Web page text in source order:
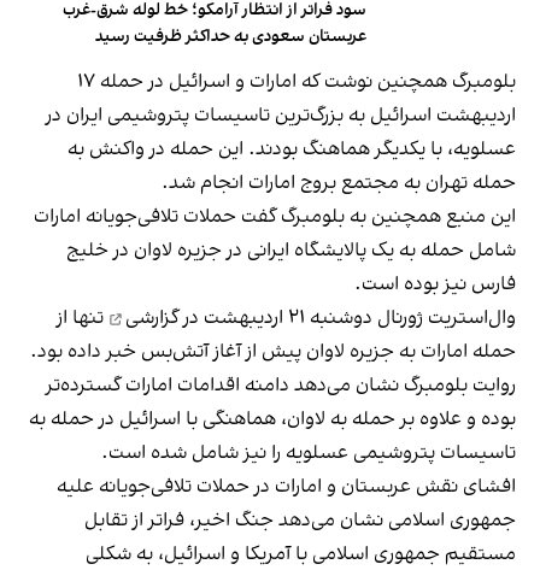
سود فراتر از انتظار آرامکو؛ خط لوله شرق-غرب
عربستان سعودی به حداکثر ظرفیت رسید
بلومبرگ همچنین نوشت که امارات و اسرائیل در حمله ۱۷
اردیبهشت اسرائیل به بزرگ‌ترین تاسیسات پتروشیمی ایران در
عسلویه، با یکدیگر هماهنگ بودند. این حمله در واکنش به
حمله تهران به مجتمع بروج امارات انجام شد.
این منبع همچنین به بلومبرگ گفت حملات تلافی‌جویانه امارات
شامل حمله به یک پالایشگاه ایرانی در جزیره لاوان در خلیج
فارس نیز بوده است.
وال‌استریت ژورنال دوشنبه ۲۱ اردیبهشت در
گزارشی
تنها از
حمله امارات به جزیره لاوان پیش از آغاز آتش‌بس خبر داده بود.
روایت بلومبرگ نشان می‌دهد دامنه اقدامات امارات گسترده‌تر
بوده و علاوه بر حمله به لاوان، هماهنگی با اسرائیل در حمله به
تاسیسات پتروشیمی عسلویه را نیز شامل شده است.
افشای نقش عربستان و امارات در حملات تلافی‌جویانه علیه
جمهوری اسلامی نشان می‌دهد جنگ اخیر، فراتر از تقابل
مستقیم جمهوری اسلامی با آمریکا و اسرائیل، به شکلی